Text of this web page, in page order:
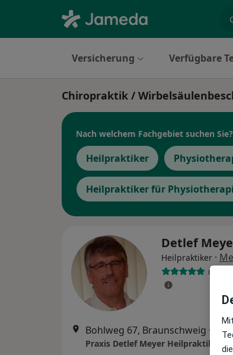
Versicherung Verfügbare
Chiropraktik /
Nach welchem Fachgebiet suchen Sie?
Heilpraktiker
Heilpraktiker für
Detlef
Heilpraktiker ·
6
Bohlweg 67, Braunschweig •
Praxis Detlef Meyer Heilpraktiker